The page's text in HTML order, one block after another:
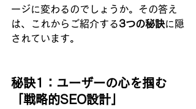
ージに変わるのでしょうか。その答え
は、これからご紹介する3つの秘訣に隠
されています。
秘訣1：ユーザーの心を掴む
「戦略的SEO設計」